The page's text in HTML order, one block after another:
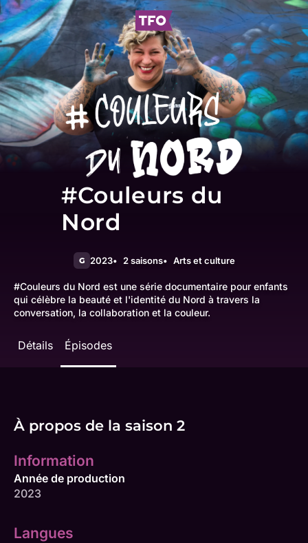
#Couleurs du
Nord
G 2023 2 saisons Arts et culture
#Couleurs du Nord est une série documentaire pour enfants
qui célèbre la beauté et l'identité du Nord à travers la
conversation, la collaboration et la couleur.
Détails Épisodes
À propos de la saison 2
Information
Année de production
2023
Langues